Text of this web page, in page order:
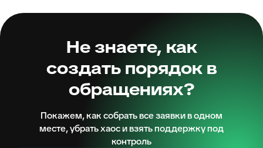
Не знаете, как
создать порядок в
обращениях?
Покажем, как собрать все заявки в одном
месте, убрать хаос и взять поддержку под
контроль